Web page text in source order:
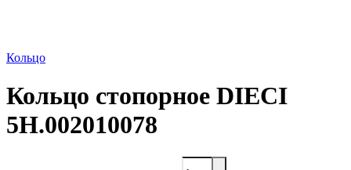
Кольцо
Кольцо стопорное DIECI
5H.002010078
Количество